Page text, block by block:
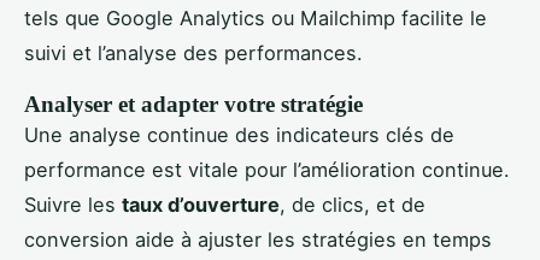
tels que Google Analytics ou Mailchimp facilite le
suivi et l’analyse des performances.
Analyser et adapter votre stratégie
Une analyse continue des indicateurs clés de
performance est vitale pour l’amélioration continue.
Suivre les taux d’ouverture, de clics, et de
conversion aide à ajuster les stratégies en temps